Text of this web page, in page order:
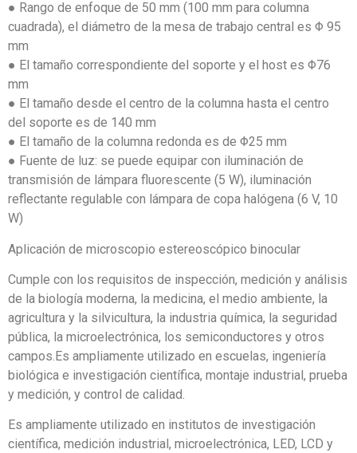
● Rango de enfoque de 50 mm (100 mm para columna
cuadrada), el diámetro de la mesa de trabajo central es Φ 95
mm
● El tamaño correspondiente del soporte y el host es Φ76
mm
● El tamaño desde el centro de la columna hasta el centro
del soporte es de 140 mm
● El tamaño de la columna redonda es de Φ25 mm
● Fuente de luz: se puede equipar con iluminación de
transmisión de lámpara fluorescente (5 W), iluminación
reflectante regulable con lámpara de copa halógena (6 V, 10
W)
Aplicación de microscopio estereoscópico binocular
Cumple con los requisitos de inspección, medición y análisis
de la biología moderna, la medicina, el medio ambiente, la
agricultura y la silvicultura, la industria química, la seguridad
pública, la microelectrónica, los semiconductores y otros
campos.Es ampliamente utilizado en escuelas, ingeniería
biológica e investigación científica, montaje industrial, prueba
y medición, y control de calidad.
Es ampliamente utilizado en institutos de investigación
científica, medición industrial, microelectrónica, LED, LCD y